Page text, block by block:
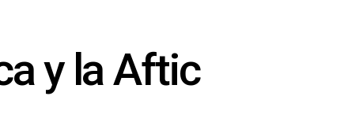
y la Aftic